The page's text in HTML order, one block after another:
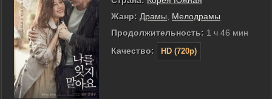
Жанр: Драмы
Мелодрамы
Продолжительность: 1 ч 46 мин
Качество:
HD (720p)